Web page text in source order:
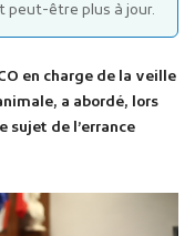
peut-être plus à jour.
en charge de la veille
a abordé, lors
sujet de l’errance